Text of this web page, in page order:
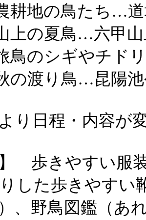
耕地の鳥たち…
上の夏鳥…六甲
鳥のシギやチド
の渡り鳥…昆陽
り日程・内容が
】 歩きやすい服
した歩きやすい
、野鳥図鑑（あ